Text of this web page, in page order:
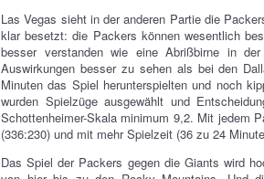
Las Vegas sieht in der anderen Partie die
klar besetzt: die Packers können wesentlich
besser verstanden wie eine Abrißbirne in
Auswirkungen besser zu sehen als bei den
Minuten das Spiel herunterspielten und noch
wurden Spielzüge ausgewählt und
Schottenheimer-Skala minimum 9,2. Mit jedem
(336:230) und mit mehr Spielzeit (36 zu 24
Das Spiel der Packers gegen die Giants wird